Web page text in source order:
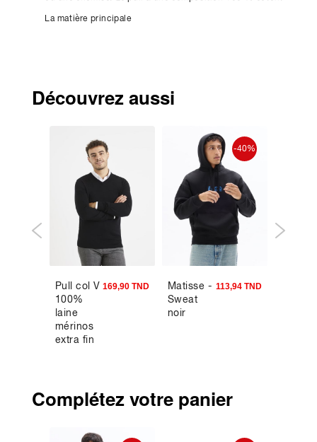
La matière principale
Découvrez aussi
Pull col V
100%
laine
mérinos
extra fin
169,90 TND
-40%
Matisse -
Sweat
noir
113,94 TND
Complétez votre panier